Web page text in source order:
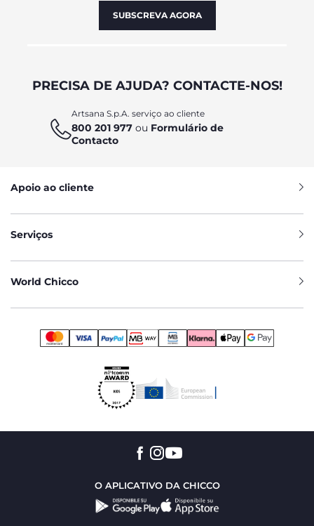
SUBSCREVA AGORA
PRECISA DE AJUDA? CONTACTE-NOS!
Artsana S.p.A. serviço ao cliente
800 201 977 ou Formulário de
Contacto
Apoio ao cliente
Serviços
World Chicco
O APLICATIVO DA CHICCO